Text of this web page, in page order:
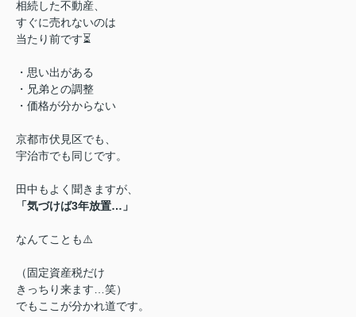
相続した不動産、
すぐに売れないのは
当たり前です⏳
・思い出がある
・兄弟との調整
・価格が分からない
京都市伏見区でも、
宇治市でも同じです。
田中もよく聞きますが、
「気づけば3年放置…」
なんてことも⚠️
（固定資産税だけ
きっちり来ます…笑）
でもここが分かれ道です。